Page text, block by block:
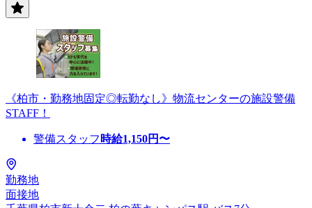
《柏市・勤務地固定◎転勤なし》物流センターの施設警備
STAFF！
警備スタッフ 時給1,150円〜
勤務地
面接地